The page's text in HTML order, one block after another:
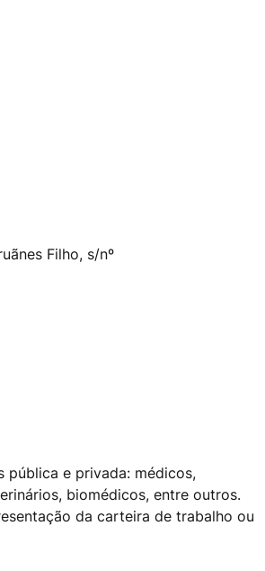
Filho, s/nº
pública e privada: médicos,
biomédicos, entre outros.
da carteira de trabalho ou